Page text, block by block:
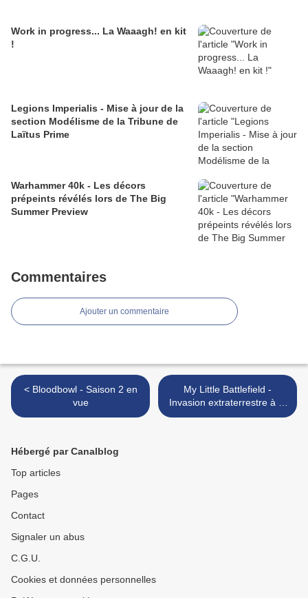
Work in progress... La Waaagh! en kit
!
Legions Imperialis - Mise à jour de la
section Modélisme de la Tribune de
Laïtus Prime
Warhammer 40k - Les décors
prépeints révélés lors de The Big
Summer Preview
Commentaires
Ajouter un commentaire
< Bloodbowl - Saison 2 en
vue
My Little Battlefield -
Invasion extraterrestre à la
Part Dieu >
Hébergé par Canalblog
Top articles
Pages
Contact
Signaler un abus
C.G.U.
Cookies et données personnelles